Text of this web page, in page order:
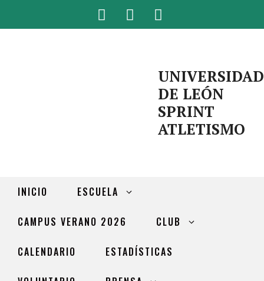
UNIVERSIDAD
DE LEÓN
SPRINT
ATLETISMO
INICIO ESCUELA
CAMPUS VERANO 2026 CLUB
CALENDARIO ESTADÍSTICAS